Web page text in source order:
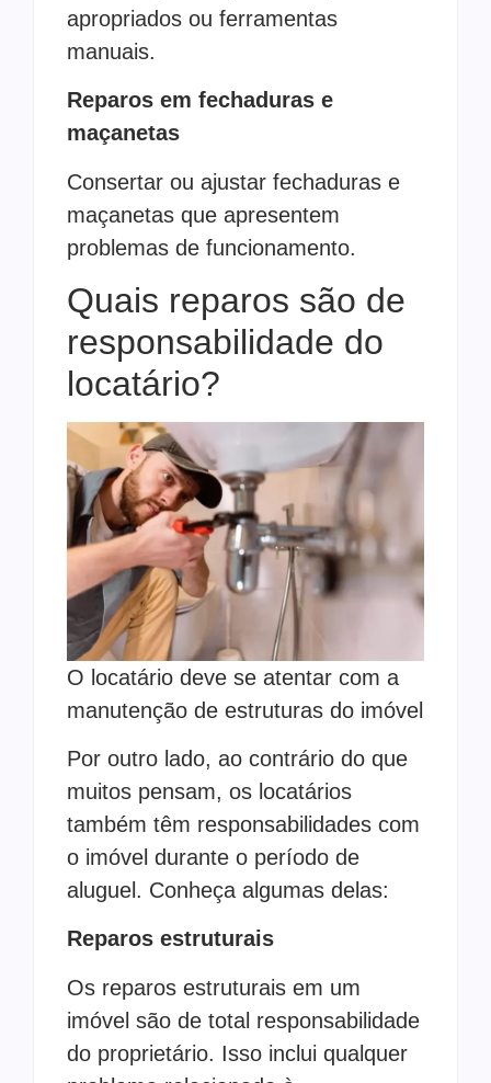
apropriados ou ferramentas
manuais.
Reparos em fechaduras e
maçanetas
Consertar ou ajustar fechaduras e
maçanetas que apresentem
problemas de funcionamento.
Quais reparos são de
responsabilidade do
locatário?
O locatário deve se atentar com a
manutenção de estruturas do imóvel
Por outro lado, ao contrário do que
muitos pensam, os locatários
também têm responsabilidades com
o imóvel durante o período de
aluguel. Conheça algumas delas:
Reparos estruturais
Os reparos estruturais em um
imóvel são de total responsabilidade
do proprietário. Isso inclui qualquer